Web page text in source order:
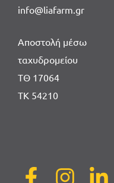
info@liafarm.gr
Αποστολή μέσω
ταχυδρομείου
ΤΘ 17064
ΤΚ 54210